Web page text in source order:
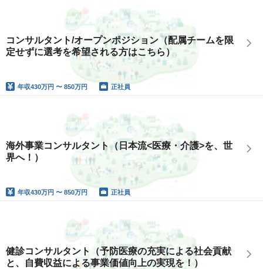
コンサルタント/オープンポジション（配属チームを限
定せずに選考を希望される方はこちら）
年収430万円 〜 850万円 正社員
海外事業コンサルタント（日本流<医療・介護>を、世
界へ！）
年収430万円 〜 850万円 正社員
健診コンサルタント（予防医療の充実による社会貢献
と、自費収益による事業価値向上の実現を！）